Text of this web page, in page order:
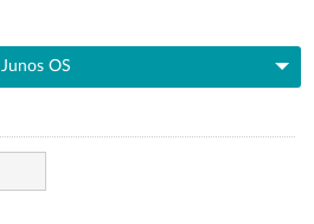
Junos OS